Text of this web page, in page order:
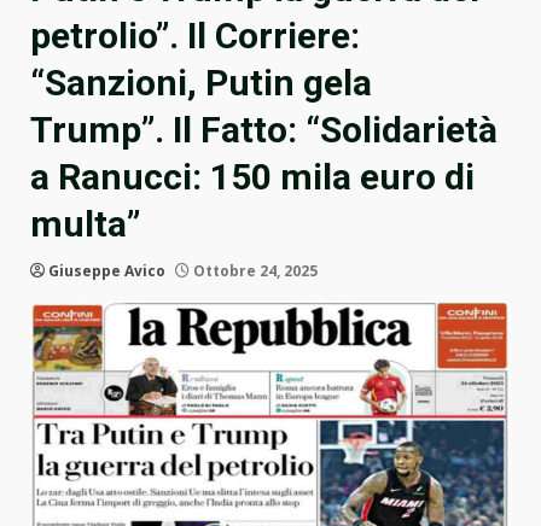
petrolio”. Il Corriere:
“Sanzioni, Putin gela
Trump”. Il Fatto: “Solidarietà
a Ranucci: 150 mila euro di
multa”
Giuseppe Avico Ottobre 24, 2025